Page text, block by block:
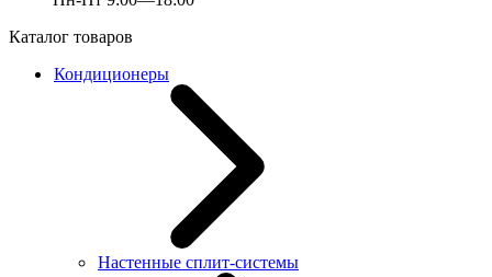
Каталог товаров
Кондиционеры
Настенные сплит-системы